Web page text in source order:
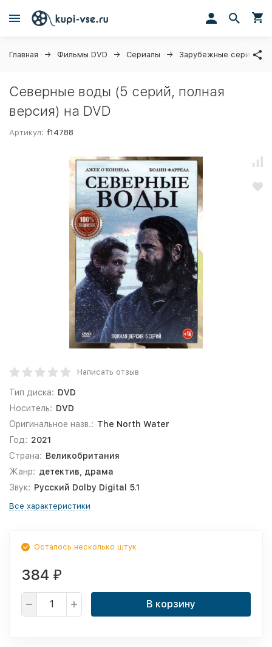
Главная Фильмы DVD Сериалы Зарубежные сериалы
Северные воды (5 серий, полная
версия) на DVD
Артикул: f14788
Написать отзыв
Тип диска: DVD
Носитель: DVD
Оригинальное назв.: The North Water
Год: 2021
Страна: Великобритания
Жанр: детектив, драма
Звук: Русский Dolby Digital 5.1
Все характеристики
Осталось несколько штук
384 ₽
В корзину